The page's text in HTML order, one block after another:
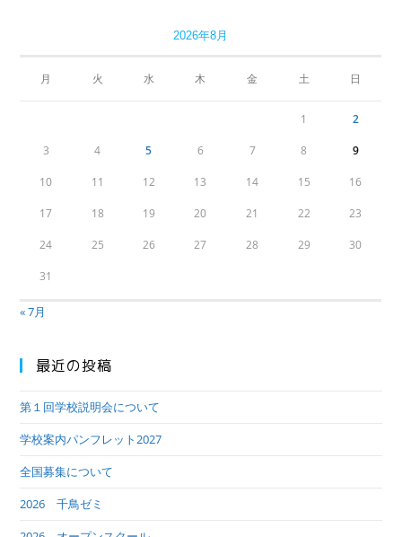
2026年8月
月 火 水 木 金 土 日
1 2
3 4 5 6 7 8 9
10 11 12 13 14 15 16
17 18 19 20 21 22 23
24 25 26 27 28 29 30
31
« 7月
最近の投稿
第１回学校説明会について
学校案内パンフレット2027
全国募集について
2026 千鳥ゼミ